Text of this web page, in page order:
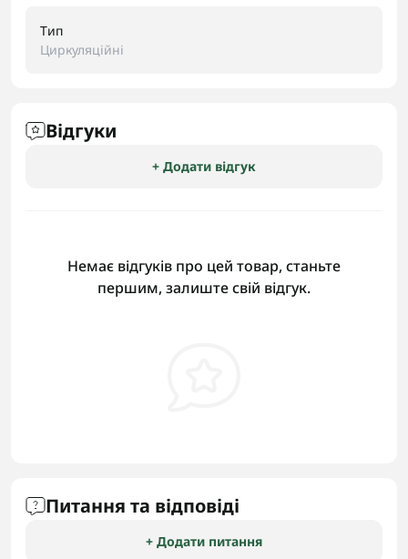
Тип
Циркуляційні
Відгуки
+ Додати відгук
Немає відгуків про цей товар, станьте
першим, залиште свій відгук.
Питання та відповіді
+ Додати питання